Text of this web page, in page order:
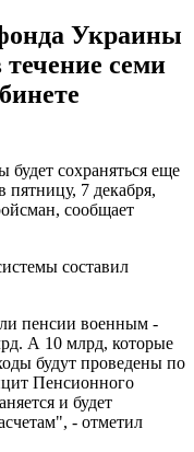
Украины
течение семи
сохраняться еще
пятницу, 7 декабря,
сообщает
составил
пенсии военным -
А 10 млрд, которые
будут проведены по
Пенсионного
и будет
- отметил